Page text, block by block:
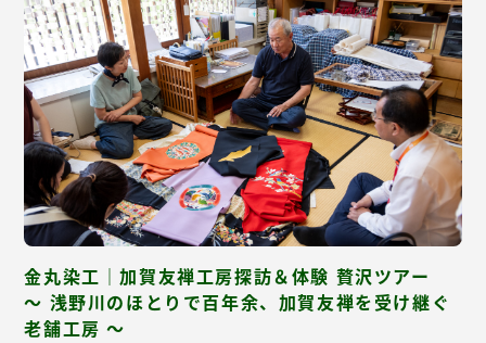
金丸染工｜加賀友禅工房探訪＆体験 贅沢ツアー
～ 浅野川のほとりで百年余、加賀友禅を受け継ぐ
老舗工房 ～